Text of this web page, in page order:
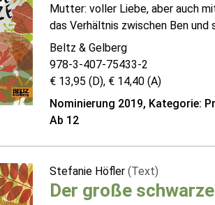
Mutter: voller Liebe, aber auch
das Verhältnis zwischen Ben und
Beltz & Gelberg
978-3-407-75433-2
€ 13,95 (D), € 14,40 (A)
Nominierung 2019, Kategorie:
Ab 12
Stefanie Höfler (Text)
Der große